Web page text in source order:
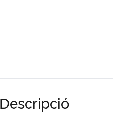
Descripció